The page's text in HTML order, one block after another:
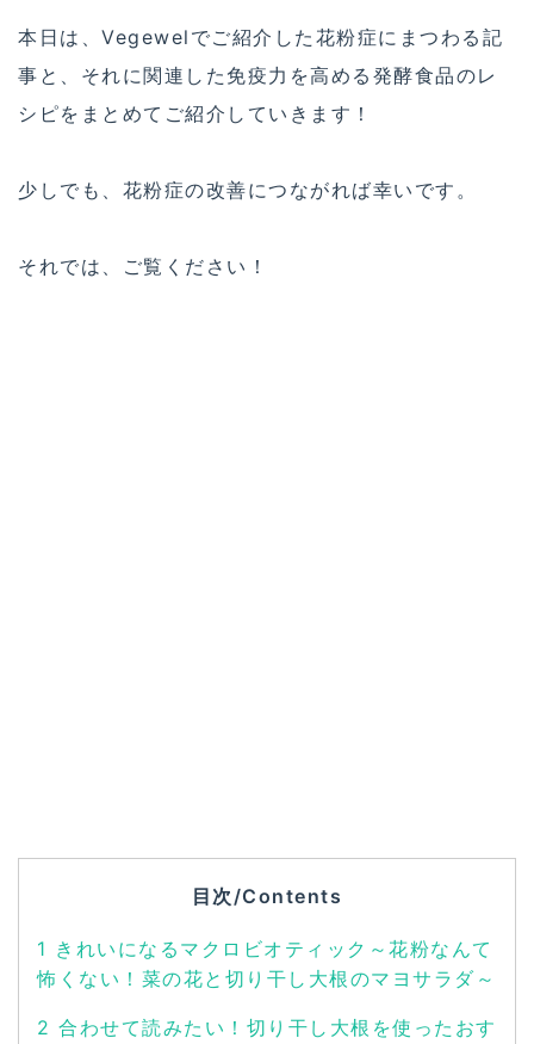
本日は、Vegewelでご紹介した花粉症にまつわる記
事と、それに関連した免疫力を高める発酵食品のレ
シピをまとめてご紹介していきます！
少しでも、花粉症の改善につながれば幸いです。
それでは、ご覧ください！
目次/Contents
1 きれいになるマクロビオティック～花粉なんて
怖くない！菜の花と切り干し大根のマヨサラダ～
2 合わせて読みたい！切り干し大根を使ったおす